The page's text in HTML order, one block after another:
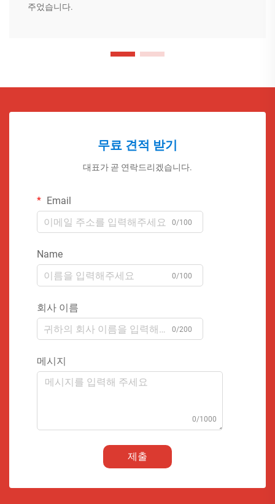
주었습니다.
무료 견적 받기
대표가 곧 연락드리겠습니다.
Email
0/100
Name
0/100
회사 이름
0/200
메시지
0/1000
제출